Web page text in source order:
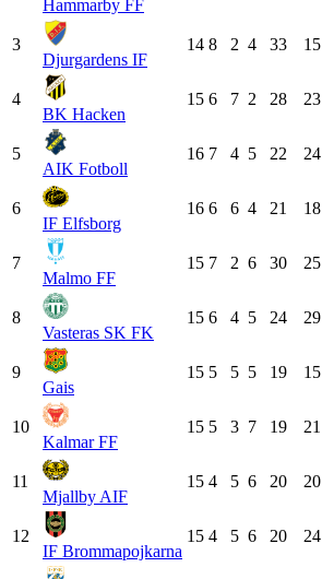
Hammarby FF
3
Djurgardens IF
14 8 2 4 33 15
4
BK Hacken
15 6 7 2 28 23
5
AIK Fotboll
16 7 4 5 22 24
6
IF Elfsborg
16 6 6 4 21 18
7
Malmo FF
15 7 2 6 30 25
8
Vasteras SK FK
15 6 4 5 24 29
9
Gais
15 5 5 5 19 15
10
Kalmar FF
15 5 3 7 19 21
11
Mjallby AIF
15 4 5 6 20 20
12
IF Brommapojkarna
15 4 5 6 20 24